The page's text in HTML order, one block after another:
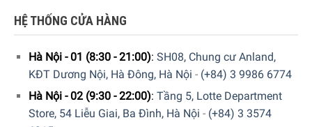
không gian hoàn hảo và bố trí sắp xếp tùy theo nhu cầu của
bạn
HỆ THỐNG CỬA HÀNG
Hà Nội - 01 (8:30 - 21:00): SH08, Chung cư Anland,
KĐT Dương Nội, Hà Đông, Hà Nội - (+84) 3 9986 6774
Hà Nội - 02 (9:30 - 22:00): Tầng 5, Lotte Department
Store, 54 Liễu Giai, Ba Đình, Hà Nội - (+84) 3 3574